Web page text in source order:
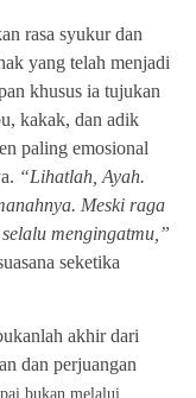
rasa syukur dan
yang telah menjadi
khusus ia tujukan
kakak, dan adik
paling emosional
“Lihatlah, Ayah.
Meski raga
mengingatmu,”
seketika
akhir dari
dan perjuangan
bukan melalui